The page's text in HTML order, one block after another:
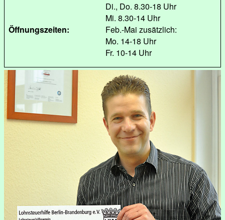
Öffnungszeiten:
Di., Do. 8.30-18 Uhr
Mi. 8.30-14 Uhr
Feb.-Mai zusätzlich:
Mo. 14-18 Uhr
Fr. 10-14 Uhr